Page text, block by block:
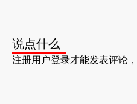
说点什么
注册用户登录才能发表评论，